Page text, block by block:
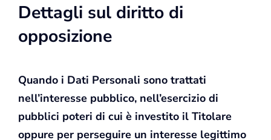
Dettagli sul diritto di
opposizione
Quando i Dati Personali sono trattati
nell’interesse pubblico, nell’esercizio di
pubblici poteri di cui è investito il Titolare
oppure per perseguire un interesse legittimo